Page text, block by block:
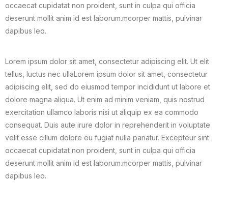
occaecat cupidatat non proident, sunt in culpa qui officia
deserunt mollit anim id est laborum.mcorper mattis, pulvinar
dapibus leo.
Lorem ipsum dolor sit amet, consectetur adipiscing elit. Ut elit
tellus, luctus nec ullaLorem ipsum dolor sit amet, consectetur
adipiscing elit, sed do eiusmod tempor incididunt ut labore et
dolore magna aliqua. Ut enim ad minim veniam, quis nostrud
exercitation ullamco laboris nisi ut aliquip ex ea commodo
consequat. Duis aute irure dolor in reprehenderit in voluptate
velit esse cillum dolore eu fugiat nulla pariatur. Excepteur sint
occaecat cupidatat non proident, sunt in culpa qui officia
deserunt mollit anim id est laborum.mcorper mattis, pulvinar
dapibus leo.